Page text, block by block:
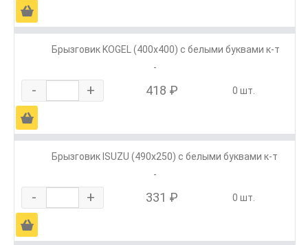
Ä
Брызговик KOGEL (400х400) с белыми буквами к-т
-
- + 418 ₽ 0 шт.
Ä
Брызговик ISUZU (490х250) с белыми буквами к-т
-
- + 331 ₽ 0 шт.
Ä